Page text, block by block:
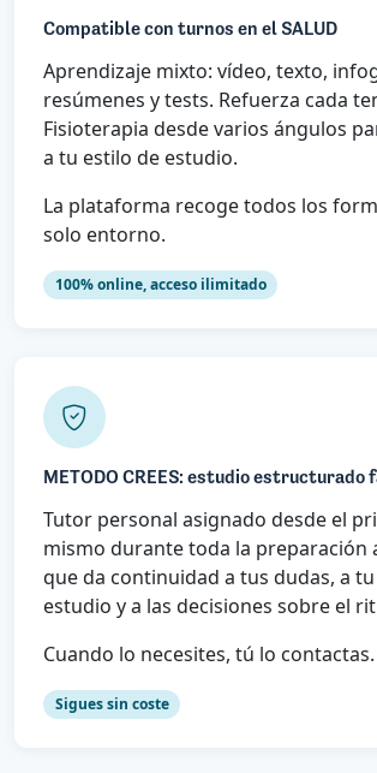
Compatible con turnos en el SALUD
Aprendizaje mixto: vídeo, texto,
resúmenes y tests. Refuerza cada
Fisioterapia desde varios ángulos
a tu estilo de estudio.
La plataforma recoge todos los
solo entorno.
100% online, acceso ilimitado
METODO CREES: estudio estructurado
Tutor personal asignado desde el
mismo durante toda la preparación
que da continuidad a tus dudas, a
estudio y a las decisiones sobre el
Cuando lo necesites, tú lo contactas.
Sigues sin coste